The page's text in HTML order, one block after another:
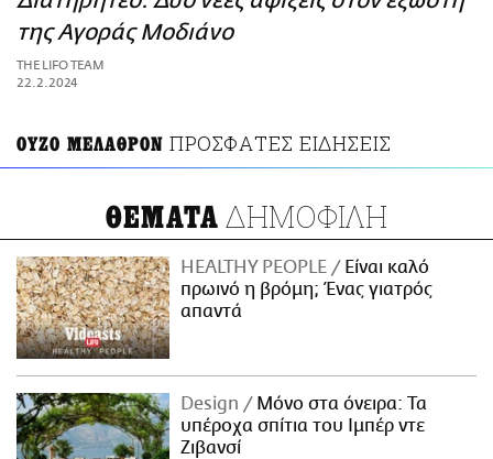
ΑΜΠΑ
PRINT
της Αγοράς Μοδιάνο
THE LIFO TEAM
22.2.2024
ΟΥΖΟ ΜΕΛΑΘΡΟΝ ΠΡΟΣΦΑΤΕΣ ΕΙΔΗΣΕΙΣ
ΘΕΜΑΤΑ ΔΗΜΟΦΙΛΗ
HEALTHY PEOPLE
Είναι καλό
πρωινό η βρόμη; Ένας γιατρός
απαντά
Design
Μόνο στα όνειρα: Τα
υπέροχα σπίτια του Ιμπέρ ντε
Ζιβανσί